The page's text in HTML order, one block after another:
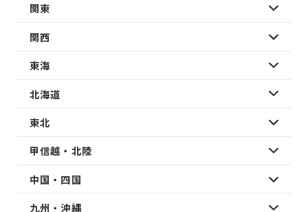
関東
関西
東海
北海道
東北
甲信越・北陸
中国・四国
九州・沖縄